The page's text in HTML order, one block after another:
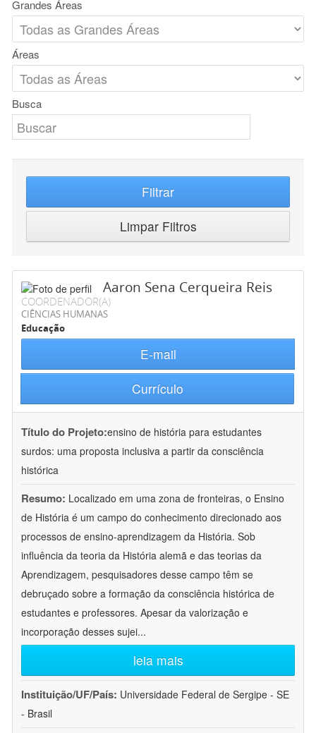
Grandes Áreas
Áreas
Busca
Filtrar
Limpar Filtros
Aaron Sena Cerqueira Reis
COORDENADOR(A)
CIÊNCIAS HUMANAS
Educação
E-mail
Currículo
Título do Projeto:ensino de história para estudantes
surdos: uma proposta inclusiva a partir da consciência
histórica
Resumo: Localizado em uma zona de fronteiras, o Ensino
de História é um campo do conhecimento direcionado aos
processos de ensino-aprendizagem da História. Sob
influência da teoria da História alemã e das teorias da
Aprendizagem, pesquisadores desse campo têm se
debruçado sobre a formação da consciência histórica de
estudantes e professores. Apesar da valorização e
incorporação desses sujei...
leia mais
Instituição/UF/País: Universidade Federal de Sergipe - SE
- Brasil